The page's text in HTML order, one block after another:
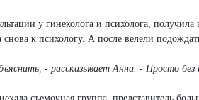
у гинеколога и психолога,
к психологу. А после велели подождать
- рассказывает Анна. - Просто без